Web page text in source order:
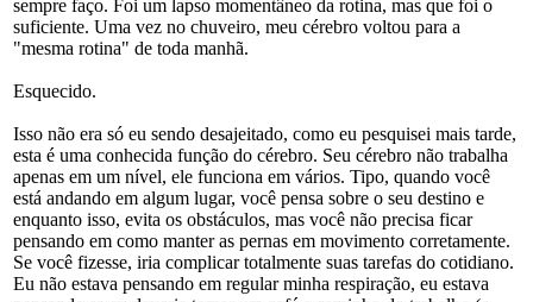
sempre faço. Foi um lapso momentâneo da rotina, mas que foi o
suficiente. Uma vez no chuveiro, meu cérebro voltou para a
"mesma rotina" de toda manhã.
Esquecido.
Isso não era só eu sendo desajeitado, como eu pesquisei mais tarde,
esta é uma conhecida função do cérebro. Seu cérebro não trabalha
apenas em um nível, ele funciona em vários. Tipo, quando você
está andando em algum lugar, você pensa sobre o seu destino e
enquanto isso, evita os obstáculos, mas você não precisa ficar
pensando em como manter as pernas em movimento corretamente.
Se você fizesse, iria complicar totalmente suas tarefas do cotidiano.
Eu não estava pensando em regular minha respiração, eu estava